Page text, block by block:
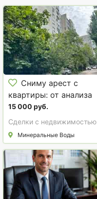
Сниму арест с
квартиры: от анализа
до чистой выписки
ЕГРН
15 000 руб.
Сделки с недвижимостью
Минеральные Воды